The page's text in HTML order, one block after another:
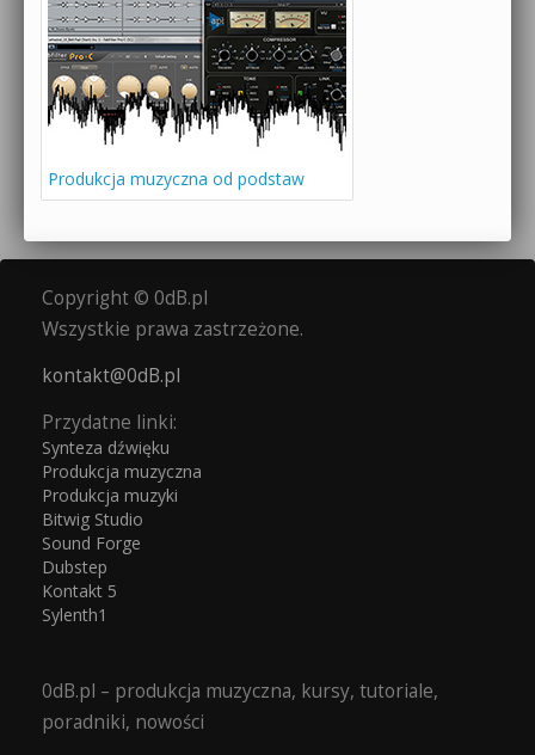
Produkcja muzyczna od podstaw
Copyright © 0dB.pl
Wszystkie prawa zastrzeżone.
kontakt@0dB.pl
Przydatne linki:
Synteza dźwięku
Produkcja muzyczna
Produkcja muzyki
Bitwig Studio
Sound Forge
Dubstep
Kontakt 5
Sylenth1
0dB.pl – produkcja muzyczna, kursy, tutoriale,
poradniki, nowości